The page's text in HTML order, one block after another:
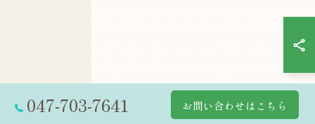
047-703-7641 お問い合わせはこちら